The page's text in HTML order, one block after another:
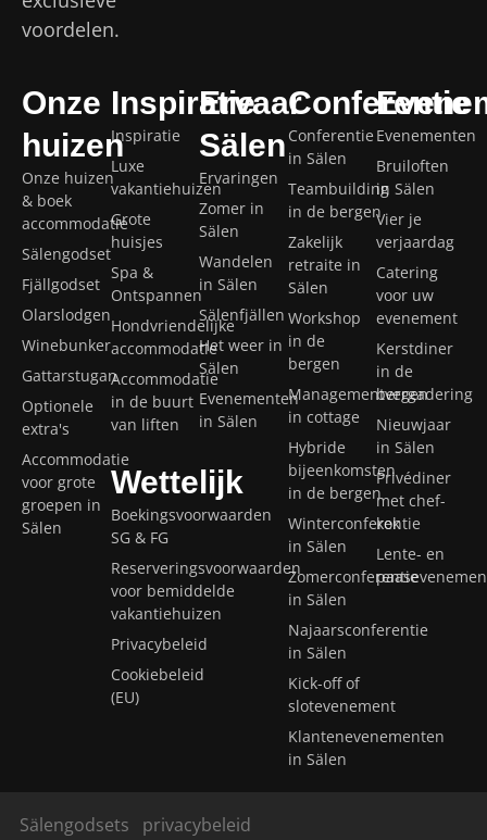
voordelen.
Onze
huizen
Onze huizen
& boek
accommodatie
Sälengodset
Fjällgodset
Olarslodgen
Winebunker
Gattarstugan
Optionele
extra's
Accommodatie
voor grote
groepen in
Sälen
Inspiratie
Inspiratie
Luxe
vakantiehuizen
Grote
huisjes
Spa &
Ontspannen
Hondvriendelijke
accommodatie
Accommodatie
in de buurt
van liften
Wettelijk
Boekingsvoorwaarden
SG & FG
Reserveringsvoorwaarden
voor bemiddelde
vakantiehuizen
Privacybeleid
Cookiebeleid
(EU)
Ervaar
Sälen
Ervaringen
Zomer in
Sälen
Wandelen
in Sälen
Sälenfjällen
Het weer in
Sälen
Evenementen
in Sälen
Conferentie
Conferentie
in Sälen
Teambuilding
in de bergen
Zakelijk
retraite in
Sälen
Workshop
in de
bergen
Managementvergadering
in cottage
Hybride
bijeenkomsten
in de bergen
Winterconferentie
in Sälen
Zomerconferentie
in Sälen
Najaarsconferentie
in Sälen
Kick-off of
slotevenement
Klantenevenementen
in Sälen
Evenementen
Bruiloften
in Sälen
Vier je
verjaardag
Catering
voor uw
evenement
Kerstdiner
in de
bergen
Nieuwjaar
in Sälen
Privédiner
met chef-
kok
Lente- en
Sälengodsets privacybeleid